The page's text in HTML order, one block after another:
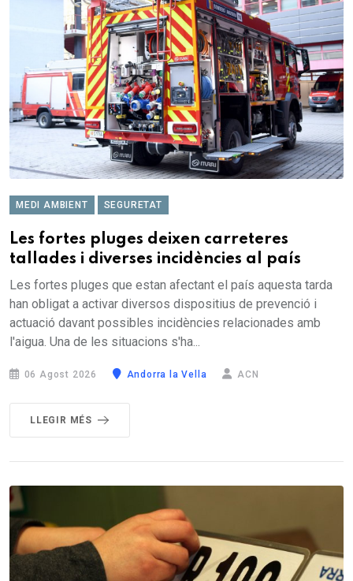
MEDI AMBIENT SEGURETAT
Les fortes pluges deixen carreteres
tallades i diverses incidències al país
Les fortes pluges que estan afectant el país aquesta tarda
han obligat a activar diversos dispositius de prevenció i
actuació davant possibles incidències relacionades amb
l'aigua. Una de les situacions s'ha...
06 Agost 2026 Andorra la Vella ACN
LLEGIR MÉS